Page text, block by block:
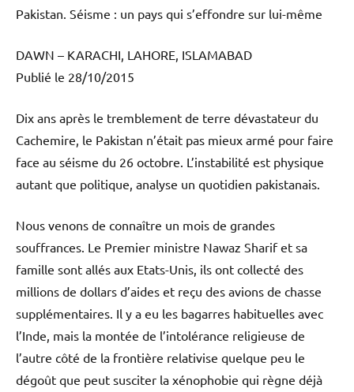
Pakistan. Séisme : un pays qui s’effondre sur lui-même
DAWN – KARACHI, LAHORE, ISLAMABAD
Publié le 28/10/2015
Dix ans après le tremblement de terre dévastateur du
Cachemire, le Pakistan n’était pas mieux armé pour faire
face au séisme du 26 octobre. L’instabilité est physique
autant que politique, analyse un quotidien pakistanais.
Nous venons de connaître un mois de grandes
souffrances. Le Premier ministre Nawaz Sharif et sa
famille sont allés aux Etats-Unis, ils ont collecté des
millions de dollars d’aides et reçu des avions de chasse
supplémentaires. Il y a eu les bagarres habituelles avec
l’Inde, mais la montée de l’intolérance religieuse de
l’autre côté de la frontière relativise quelque peu le
dégoût que peut susciter la xénophobie qui règne déjà